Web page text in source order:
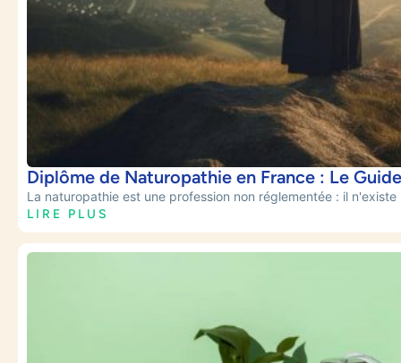
Diplôme de Naturopathie en France : Le
La naturopathie est une profession non réglementée : il
LIRE PLUS